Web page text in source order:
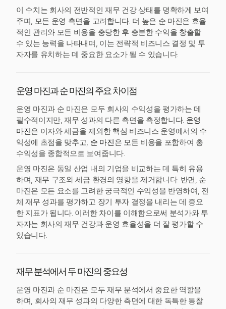
이 수치는 회사의 전반적인 재무 건강 상태를 명확하게 보여
주며, 모든 운영 측면을 고려합니다. 더 높은 순 마진은 효율
적인 관리와 모든 비용을 충당한 후 충분한 수익을 창출할
수 있는 능력을 나타내며, 이는 전략적 비즈니스 결정 및 투
자자를 유치하는 데 중요한 요소가 될 수 있습니다.
운영 마진과 순 마진의 주요 차이점
운영 마진과 순 마진은 모두 회사의 수익성을 평가하는 데
필수적이지만, 재무 성과의 다른 측면을 측정합니다. 운영
마진은 이자와 세금을 제외한 핵심 비즈니스 운영에서의 수
익성에 초점을 맞추고, 순 마진은 모든 비용을 포함하여 총
수익성을 종합적으로 보여줍니다.
운영 마진은 동일 산업 내의 기업을 비교하는 데 특히 유용
하며, 재무 구조와 세금 환경의 영향을 제거합니다. 반면, 순
마진은 모든 요소를 고려한 궁극적인 수익성을 반영하여, 전
체 재무 성과를 평가하고 장기 투자 결정을 내리는 데 중요
한 지표가 됩니다. 이러한 차이를 이해함으로써 분석가와 투
자자는 회사의 재무 건강과 운영 효율성을 더 잘 평가할 수
있습니다.
재무 분석에서 두 마진의 중요성
운영 마진과 순 마진은 모두 재무 분석에서 중요한 역할을
하며, 회사의 재무 성과의 다양한 측면에 대한 독특한 통찰